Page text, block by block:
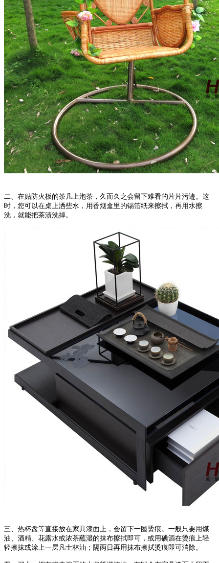
二、在贴防火板的茶几上泡茶，久而久之会留下难看的片片污迹。这
时，您可以在桌上洒些水，用香烟盒里的锡箔纸来擦拭，再用水擦
洗，就能把茶渍洗掉。
三、热杯盘等直接放在家具漆面上，会留下一圈烫痕。一般只要用煤
油、酒精、花露水或浓茶蘸湿的抹布擦拭即可，或用碘酒在烫痕上轻
轻擦抹或涂上一层凡士林油；隔两日再用抹布擦拭烫痕即可消除。